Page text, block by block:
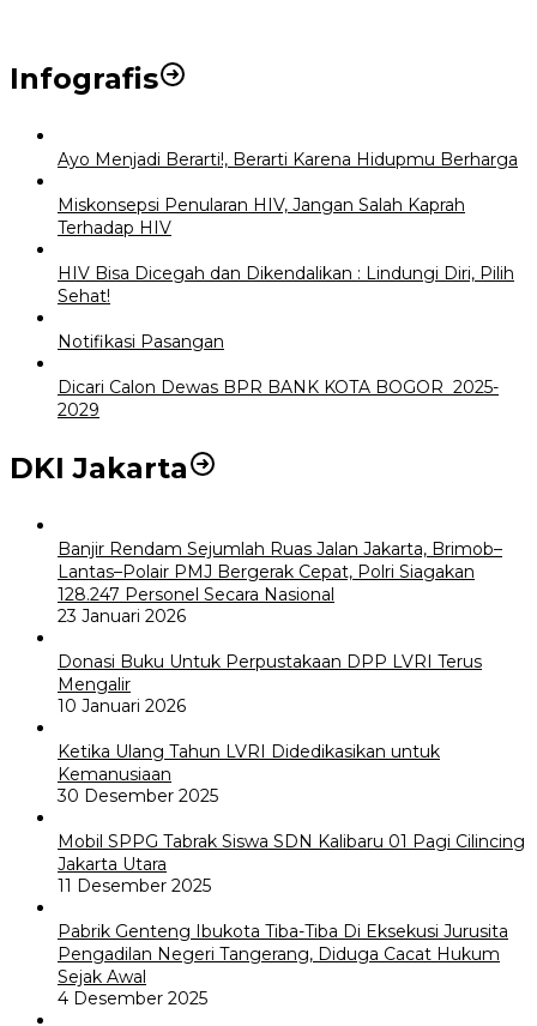
Infografis
Ayo Menjadi Berarti!, Berarti Karena Hidupmu Berharga
Miskonsepsi Penularan HIV, Jangan Salah Kaprah
Terhadap HIV
HIV Bisa Dicegah dan Dikendalikan : Lindungi Diri, Pilih
Sehat!
Notifikasi Pasangan
Dicari Calon Dewas BPR BANK KOTA BOGOR 2025-
2029
DKI Jakarta
Banjir Rendam Sejumlah Ruas Jalan Jakarta, Brimob–
Lantas–Polair PMJ Bergerak Cepat, Polri Siagakan
128.247 Personel Secara Nasional
23 Januari 2026
Donasi Buku Untuk Perpustakaan DPP LVRI Terus
Mengalir
10 Januari 2026
Ketika Ulang Tahun LVRI Didedikasikan untuk
Kemanusiaan
30 Desember 2025
Mobil SPPG Tabrak Siswa SDN Kalibaru 01 Pagi Cilincing
Jakarta Utara
11 Desember 2025
Pabrik Genteng Ibukota Tiba-Tiba Di Eksekusi Jurusita
Pengadilan Negeri Tangerang, Diduga Cacat Hukum
Sejak Awal
4 Desember 2025